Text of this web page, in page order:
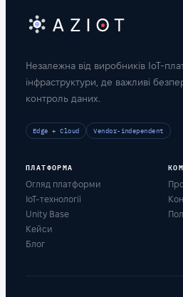
Незалежна від виробників IoT-
інфраструктури, де важливі
контроль даних.
Edge + Cloud Vendor-independent
ПЛАТФОРМА
Огляд платформи
IoT-технології
Unity Base
Кейси
Блог